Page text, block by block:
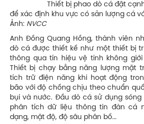
Thiết bị phao dò cá đặt cạnh
để xác định khu vực có sản lượng cá
Ảnh: NVCC
Anh Đồng Quang Hồng, thành viên
dò cá được thiết kế như một thiết bị
thông qua tín hiệu vệ tinh không
Thiết bị chạy bằng năng lượng mặt
tích trữ điện năng khi hoạt động
bão với độ chống chịu theo chuẩn
bụi và nước. Đầu dò cá sử dụng
phân tích dữ liệu thông tin đàn cá
dạng, mật độ, độ sâu phân bố...